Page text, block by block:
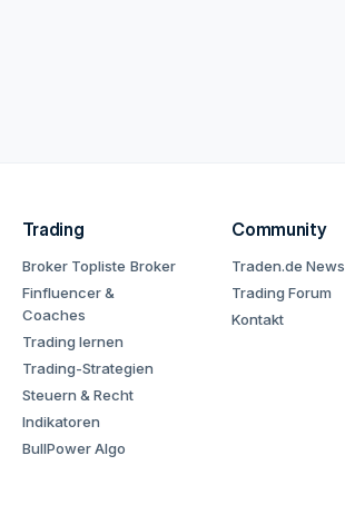
Trading
Broker Topliste Broker
Finfluencer &
Coaches
Trading lernen
Trading-Strategien
Steuern & Recht
Indikatoren
BullPower Algo
Community
Traden.de News
Trading Forum
Kontakt